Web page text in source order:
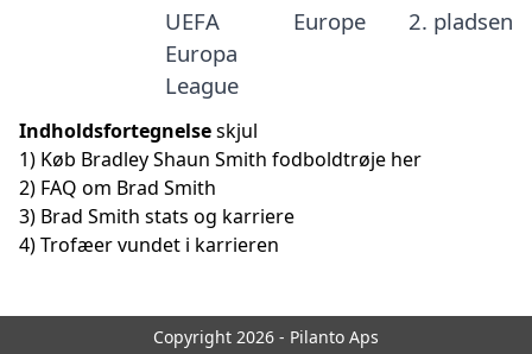
UEFA
Europa
League
Europe 2. pladsen
Indholdsfortegnelseskjul
1) Køb Bradley Shaun Smith fodboldtrøje her
2) FAQ om Brad Smith
3) Brad Smith stats og karriere
4)Trofæer vundet i karrieren
Copyright 2026 - Pilanto Aps